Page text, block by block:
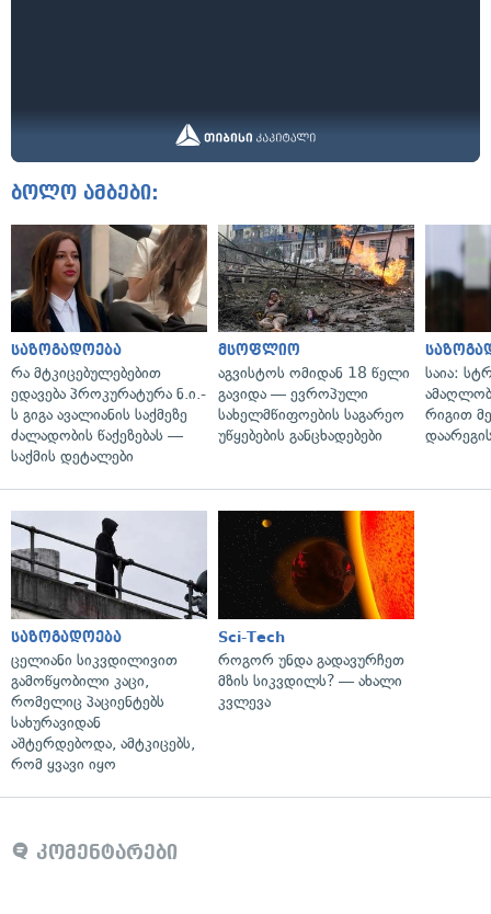
ბოლო ამბები:
საზოგადოება
რა მტკიცებულებებით
ედავება პროკურატურა ნ.ი.-
ს გიგა ავალიანის საქმეზე
ძალადობის წაქეზებას —
საქმის დეტალები
მსოფლიო
აგვისტოს ომიდან 18 წელი
გავიდა — ევროპული
სახელმწიფოების საგარეო
უწყებების განცხადებები
საია:
რიგით
საზოგადოება
ცელიანი სიკვდილივით
გამოწყობილი კაცი,
რომელიც პაციენტებს
სახურავიდან
აშტერდებოდა, ამტკიცებს,
რომ ყვავი იყო
Sci-Tech
როგორ უნდა გადავურჩეთ
მზის სიკვდილს? — ახალი
კვლევა
კომენტარები